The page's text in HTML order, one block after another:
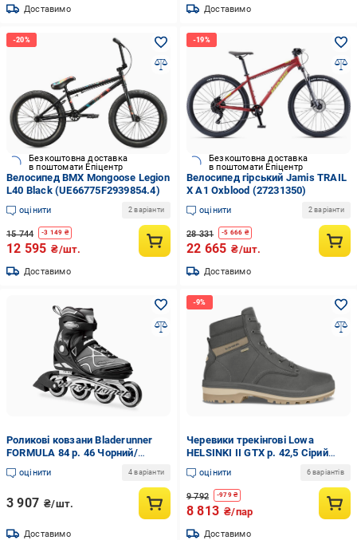
Доставимо Доставимо
Безкоштовна доставка
в поштомати Епіцентр
Велосипед BMX Mongoose Legion
L40 Black (UE66775F2939854.4)
оцінити 2 варіанти
15 744 -3 149 ₴
12 595 ₴/шт.
Доставимо
Безкоштовна доставка
в поштомати Епіцентр
Велосипед гірський Jamis TRAIL
X A1 Oxblood (27231350)
оцінити 2 варіанти
28 331 -5 666 ₴
22 665 ₴/шт.
Доставимо
Роликові ковзани Bladerunner
FORMULA 84 р. 46 Чорний/
Срібний (UH87125E2516F4E.2B65
- 5)оцінити 4 варіанти
3 907 ₴/шт.
Доставимо
Черевики трекінгові Lowa
HELSINKI II GTX р. 42,5 Сірий
(U8F76BC8023753.4D)
оцінити 6 варіантів
9 792 -979₴
8 813 ₴/пар
Доставимо